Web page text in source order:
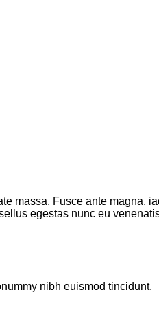
massa. Fusce ante magna,
egestas nunc eu
nibh euismod tincidunt.